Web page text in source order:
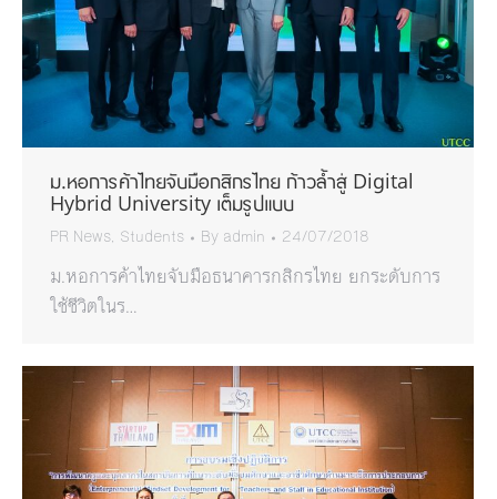
ม.หอการค้าไทยจับมือกสิกรไทย ก้าวล้ำสู่ Digital
Hybrid University เต็มรูปแบบ
PR News, Students By admin 24/07/2018
ม.หอการค้าไทยจับมือธนาคารกสิกรไทย ยกระดับการ
ใช้ชีวิตในร…